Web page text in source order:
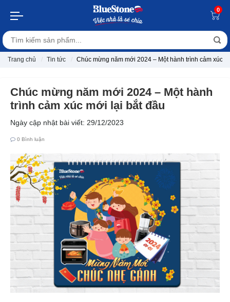
0
Trang chủ Tin tức Chúc mừng năm mới 2024 – Một hành trình cảm xúc
Chúc mừng năm mới 2024 – Một hành
trình cảm xúc mới lại bắt đầu
Ngày cập nhật bài viết: 29/12/2023
0 Bình luận